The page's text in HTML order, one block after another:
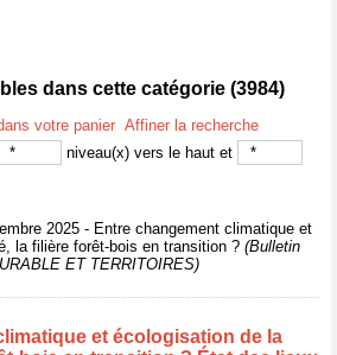
dans cette catégorie (3984)
votre panier Affiner la recherche
niveau(x) vers le haut et
2025 - Entre changement climatique et
la filière forêt-bois en transition ? (Bulletin
ET TERRITOIRES)
et écologisation de la